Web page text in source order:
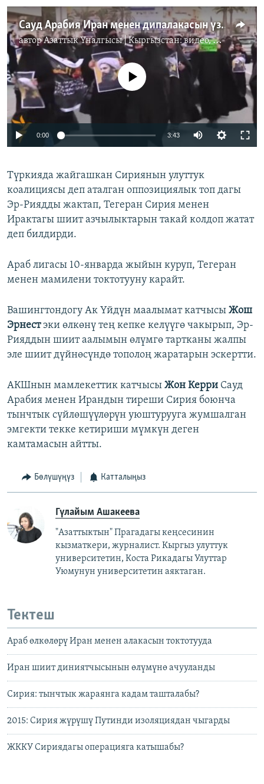
Сауд Арабия Иран менен дипалакасын үздү
авторАзаттык Үналгысы | Кыргызстан: видео, фото, кабарлар
No media source currently available
0:00 3:43
Түркияда жайгашкан Сириянын улуттук
коалициясы деп аталган оппозициялык топ дагы
Эр-Риядды жактап, Тегеран Сирия менен
Ирактагы шиит азчылыктарын такай колдоп жатат
деп билдирди.
Араб лигасы 10-январда жыйын куруп, Тегеран
менен мамилени токтотууну карайт.
Вашингтондогу Ак Үйдүн маалымат катчысы Жош
Эрнестэки өлкөнү тең кепке келүүгө чакырып, Эр-
Рияддын шиит аалымын өлүмгө тартканы жалпы
эле шиит дүйнөсүндө тополоң жаратарын эскертти.
АКШнын мамлекеттик катчысы Жон Керри Сауд
Арабия менен Ирандын тиреши Сирия боюнча
тынчтык сүйлөшүүлөрүн уюштурууга жумшалган
эмгекти текке кетириши мүмкүн деген
камтамасын айтты.
Бөлүшүңүз Катталыңыз
Гүлайым Ашакеева
"Азаттыктын" Прагадагы кеңсесинин
кызматкери, журналист. Кыргыз улуттук
университетин, Коста Рикадагы Улуттар
Уюмунун университетин аяктаган.
Тектеш
Араб өлкөлөрү Иран менен алакасын токтотууда
Иран шиит диниятчысынын өлүмүнө ачууланды
Сирия: тынчтык жараянга кадам ташталабы?
2015: Сирия жүрүшү Путинди изоляциядан чыгарды
ЖККУ Сириядагы операцияга катышабы?